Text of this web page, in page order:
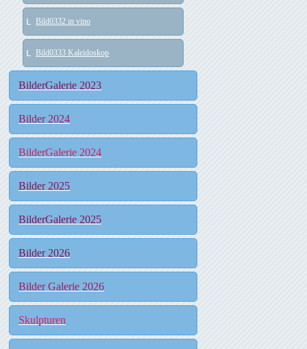
Bild0332 in vino
Bild0333 Kaleidoskop
BilderGalerie 2023
Bilder 2024
BilderGalerie 2024
Bilder 2025
BilderGalerie 2025
Bilder 2026
Bilder Galerie 2026
Skulpturen